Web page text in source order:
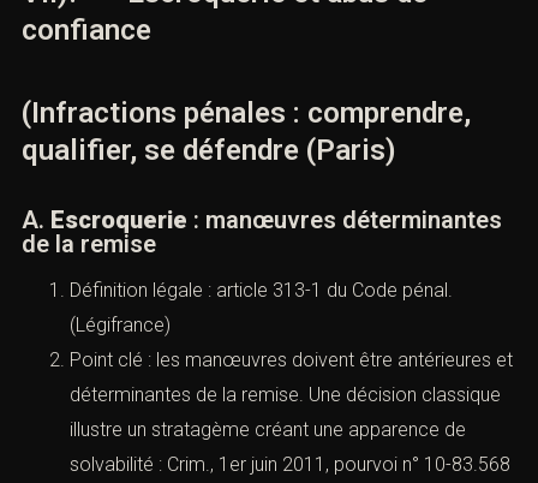
Lerecelexige la connaissance de l’origine
Jurisprudence utile : Crim., 19 juin 2024, pourvoi n°
23-81.965 (cumul recel / non-justification de
ressources). (
Cour de Cassation
Pour aller plus loin (liens internes)
https://www.cabinetaci.com/vol/
https://www.cabinetaci.com/recel/
https://www.cabinetaci.com/perquisition-saisie/
VII). — Escroquerie et abus de
confiance